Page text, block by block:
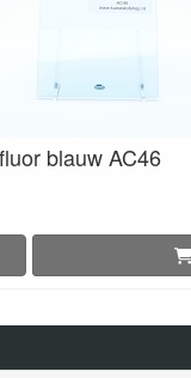
blauw AC46